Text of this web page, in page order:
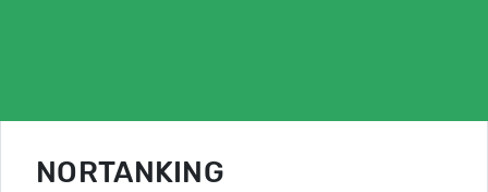
NORTANKING